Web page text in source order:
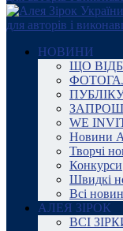
НОВИНИ
ЩО
WE
Новини
Творчі
Конкурси
Швидкі
Всі
АЛЕЯ ЗІРОК
ВСІ